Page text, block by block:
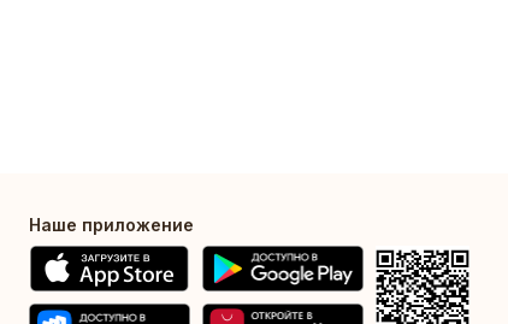
Наше приложение